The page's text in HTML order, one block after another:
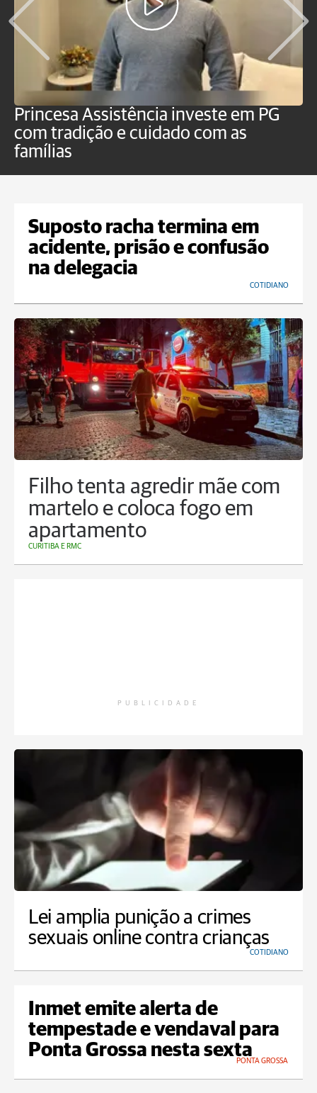
Princesa Assistência investe em PG
com tradição e cuidado com as
famílias
Suposto racha termina em
acidente, prisão e confusão
na delegacia
COTIDIANO
Filho tenta agredir mãe com
martelo e coloca fogo em
apartamento
CURITIBA E RMC
PUBLICIDADE
Lei amplia punição a crimes
sexuais online contra crianças
COTIDIANO
Inmet emite alerta de
tempestade e vendaval para
Ponta Grossa nesta sexta
PONTA GROSSA